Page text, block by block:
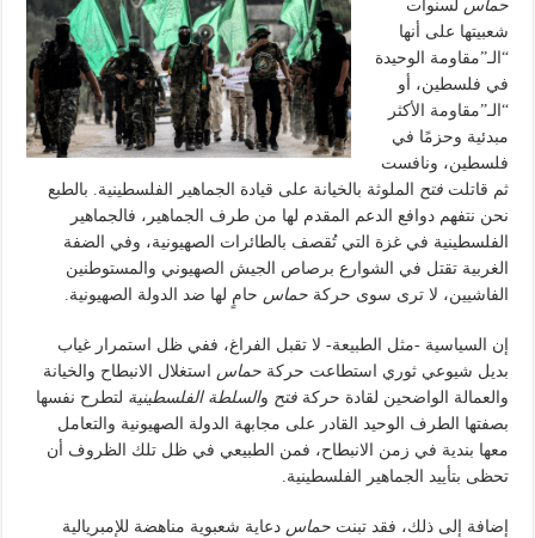
حماس لسنوات
شعبيتها على أنها
“الـ”مقاومة الوحيدة
في فلسطين، أو
“الـ”مقاومة الأكثر
مبدئية وحزمًا في
فلسطين، ونافست
ثم قاتلتفتح الملوثة بالخيانة على قيادة الجماهير الفلسطينية. بالطبع
نحن نتفهم دوافع الدعم المقدم لها من طرف الجماهير، فالجماهير
الفلسطينية في غزة التي تُقصف بالطائرات الصهيونية، وفي الضفة
الغربية تقتل في الشوارع برصاص الجيش الصهيوني والمستوطنين
الفاشيين، لا ترى سوى حركةحماس حامٍ لها ضد الدولة الصهيونية.
إن السياسية -مثل الطبيعة- لا تقبل الفراغ، ففي ظل استمرار غياب
بديل شيوعي ثوري استطاعت حركةحماس استغلال الانبطاح والخيانة
والعمالة الواضحين لقادة حركة فتح والسلطة الفلسطينية لتطرح نفسها
بصفتها الطرف الوحيد القادر على مجابهة الدولة الصهيونية والتعامل
معها بندية في زمن الانبطاح، فمن الطبيعي في ظل تلك الظروف أن
تحظى بتأييد الجماهير الفلسطينية.
إضافة إلى ذلك، فقد تبنتحماس دعاية شعبوية مناهضة للإمبريالية